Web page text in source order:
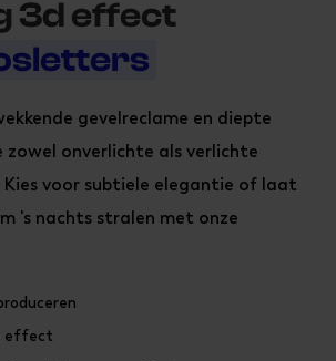
3d effect
gevelreclame en diepte
onverlichte als verlichte
voor subtiele elegantie of laat
's nachts stralen met onze
effect